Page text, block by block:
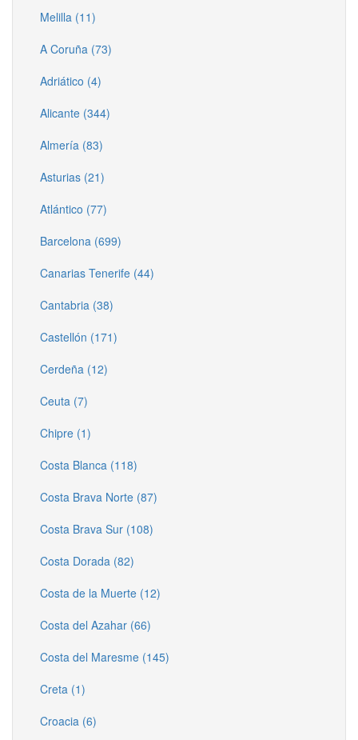
Melilla (11)
A Coruña (73)
Adriático (4)
Alicante (344)
Almería (83)
Asturias (21)
Atlántico (77)
Barcelona (699)
Canarias Tenerife (44)
Cantabria (38)
Castellón (171)
Cerdeña (12)
Ceuta (7)
Chipre (1)
Costa Blanca (118)
Costa Brava Norte (87)
Costa Brava Sur (108)
Costa Dorada (82)
Costa de la Muerte (12)
Costa del Azahar (66)
Costa del Maresme (145)
Creta (1)
Croacia (6)